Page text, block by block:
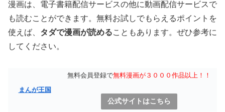
漫画は、電子書籍配信サービスの他に動画配信サービスで
も読むことができます。無料お試しでもらえるポイントを
使えば、 タダで漫画が読めることもあります。ぜひ参考に
してください。
まんが王国
無料会員登録で無料漫画が３０００作品以上！！
公式サイトはこちら